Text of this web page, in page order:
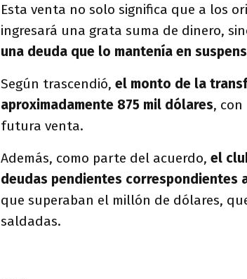
Esta venta no solo significa que a los
ingresará una grata suma de dinero,
una deuda que lo mantenía en
Según trascendió, el monto de la
aproximadamente 875 mil dólares, con
futura venta.
Además, como parte del acuerdo, el
deudas pendientes correspondientes
que superaban el millón de dólares,
saldadas.